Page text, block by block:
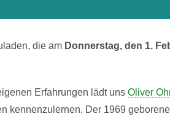
die am Donnerstag, den 1.
Erfahrungen lädt uns Oliver
Der 1969